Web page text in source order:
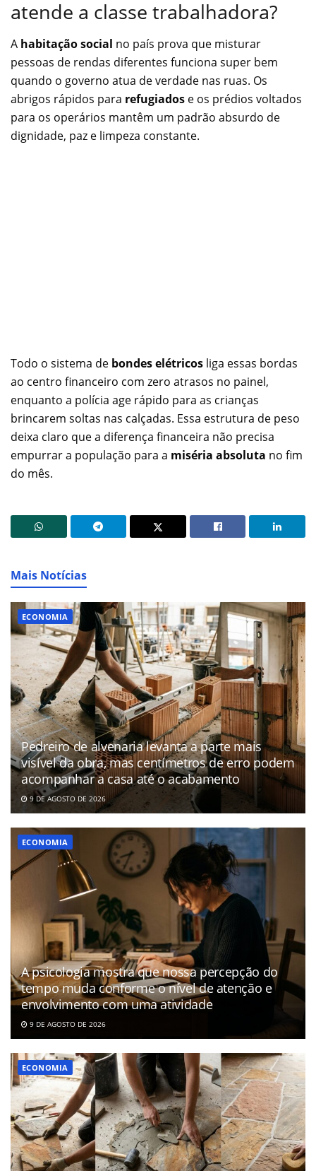
atende a classe trabalhadora?
A habitação social no país prova que misturar
pessoas de rendas diferentes funciona super bem
quando o governo atua de verdade nas ruas. Os
abrigos rápidos para refugiados e os prédios voltados
para os operários mantêm um padrão absurdo de
dignidade, paz e limpeza constante.
Todo o sistema de bondes elétricos liga essas bordas
ao centro financeiro com zero atrasos no painel,
enquanto a polícia age rápido para as crianças
brincarem soltas nas calçadas. Essa estrutura de peso
deixa claro que a diferença financeira não precisa
empurrar a população para a miséria absoluta no fim
do mês.
Mais Notícias
ECONOMIA
Pedreiro de alvenaria levanta a parte mais
visível da obra, mas centímetros de erro podem
acompanhar a casa até o acabamento
9 DE AGOSTO DE 2026
ECONOMIA
A psicologia mostra que nossa percepção do
tempo muda conforme o nível de atenção e
envolvimento com uma atividade
9 DE AGOSTO DE 2026
ECONOMIA